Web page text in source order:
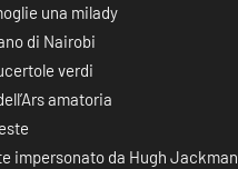
una milady
di Nairobi
verdi
amatoria
impersonato da Hugh Jackman